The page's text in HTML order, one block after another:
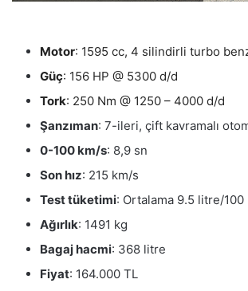
Motor: 1595 cc, 4 silindirli turbo
Güç: 156 HP @ 5300 d/d
Tork: 250 Nm @ 1250 – 4000 d/d
Şanzıman: 7-ileri, çift kavramalı
0-100 km/s: 8,9 sn
Son hız: 215 km/s
Test tüketimi: Ortalama 9.5 litre/100
Ağırlık: 1491 kg
Bagaj hacmi: 368 litre
Fiyat: 164.000 TL